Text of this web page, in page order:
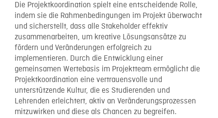
Die Projektkoordination spielt eine entscheidende Rolle,
indem sie die Rahmenbedingungen im Projekt überwacht
und sicherstellt, dass alle Stakeholder effektiv
zusammenarbeiten, um kreative Lösungsansätze zu
fördern und Veränderungen erfolgreich zu
implementieren. Durch die Entwicklung einer
gemeinsamen Wertebasis im Projektteam ermöglicht die
Projektkoordination eine vertrauensvolle und
unterstützende Kultur, die es Studierenden und
Lehrenden erleichtert, aktiv an Veränderungsprozessen
mitzuwirken und diese als Chancen zu begreifen.